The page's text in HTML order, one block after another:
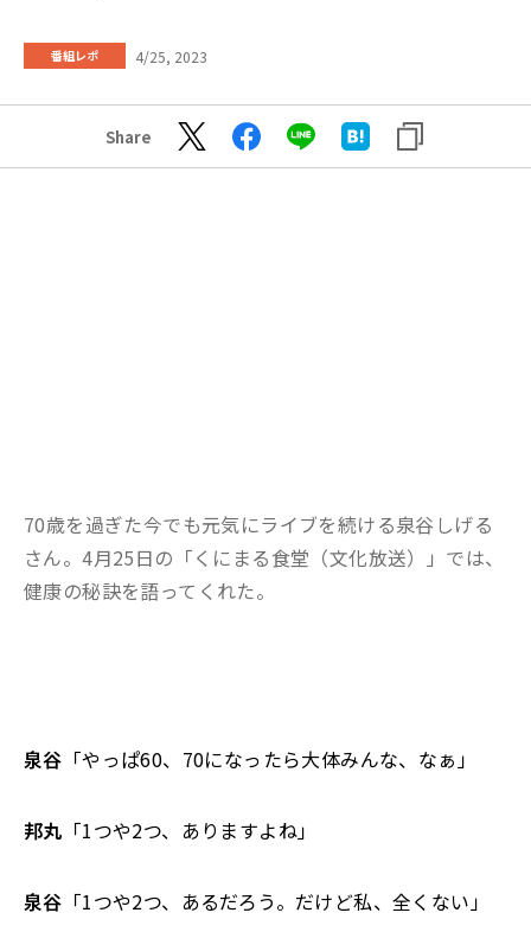
番組レポ 4/25, 2023
Share
70歳を過ぎた今でも元気にライブを続ける泉谷しげる
さん。4月25日の「くにまる食堂（文化放送）」では、
健康の秘訣を語ってくれた。
泉谷 「やっぱ60、70になったら大体みんな、なぁ」
邦丸 「1つや2つ、ありますよね」
泉谷 「1つや2つ、あるだろう。だけど私、全くない」